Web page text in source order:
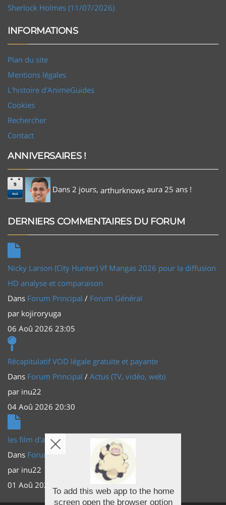
Sherlock Holmes (11/07/2026)
INFORMATIONS
Plan du site
Mentions légales
L'histoire d'AnimeGuides
Cookies
Rechercher
Contact
ANNIVERSAIRES !
9
Aoû Dans 2 jours, arthurknows aura 25 ans !
DERNIERS COMMENTAIRES DU FORUM
Nicky Larson (City Hunter) Vf Mangas 2026 pour la diffusion
HD analyse et comparaison
Dans Forum Principal / Forum Général
par kojiroryuga
06 Aoû 2026 23:05
Récapitulatif VOD légale gratuite et payante
Dans Forum Principal / Actus (TV, vidéo, web)
par inu22
04 Aoû 2026 20:30
les film d'animations Japonais au cinéma
Dans Forum Principal
Actus (TV, vidéo, web)
par inu22
01 Aoû 2026 20:56
To add this web app to the home